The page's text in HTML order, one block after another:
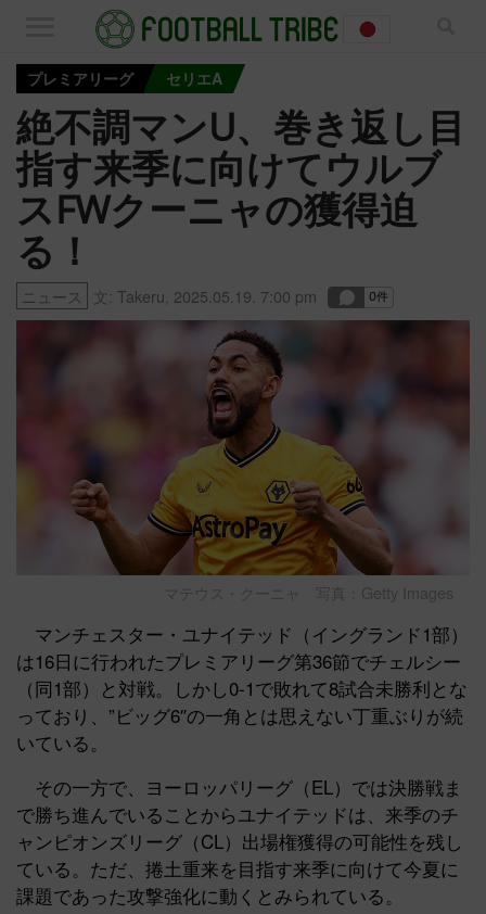
プレミアリーグ セリエA
絶不調マンU、巻き返し目
指す来季に向けてウルブ
スFWクーニャの獲得迫
る！
ニュース 文: Takeru 2025.05.19. 7:00 pm
マテウス・クーニャ 写真：Getty Images
マンチェスター・ユナイテッド（イングランド1部）
は16日に行われたプレミアリーグ第36節でチェルシー
（同1部）と対戦。しかし0-1で敗れて8試合未勝利とな
っており、”ビッグ6″の一角とは思えない丁重ぶりが続
いている。
その一方で、ヨーロッパリーグ（EL）では決勝戦ま
で勝ち進んでいることからユナイテッドは、来季のチ
ャンピオンズリーグ（CL）出場権獲得の可能性を残し
ている。ただ、捲土重来を目指す来季に向けて今夏に
課題であった攻撃強化に動くとみられている。